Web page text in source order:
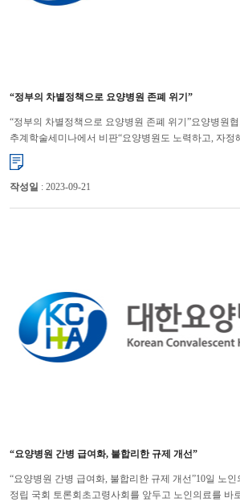
“정부의 차별정책으로 요양병원 존폐 위기”
“정부의 차별정책으로 요양병원 존폐 위기”요양병원
추계학술세미나에서 비판“요양병원도 노력하고, 자정
촉구 대한요양병원협회 남충희 회장은 정부의 차별정
작성일 : 2023-09-21
“요양병원 간병 급여화, 불합리한 규제 개선”
“요양병원 간병 급여화, 불합리한 규제 개선”10일 노인
정립 국회 토론회초고령사회를 앞두고 노인의료를 바